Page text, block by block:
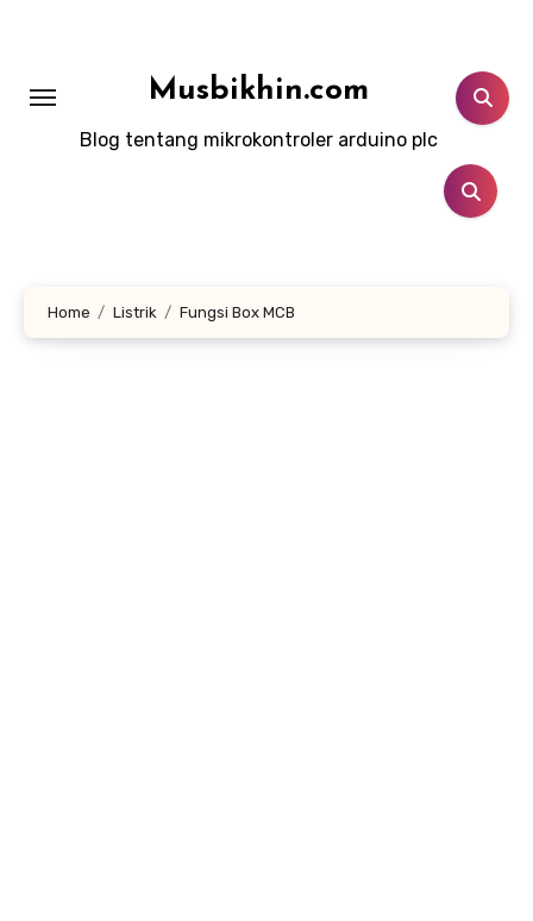
Musbikhin.com
Blog tentang mikrokontroler arduino plc
Home Listrik Fungsi Box MCB